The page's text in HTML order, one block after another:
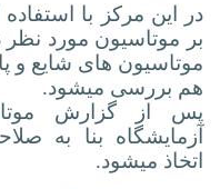
در این مرکز با
بر موتاسیون مورد نظر
موتاسیون های شایع و
هم بررسی می­شود.
پس از گزارش
آزمایشگاه بنا به
اتخاذ می­شود.